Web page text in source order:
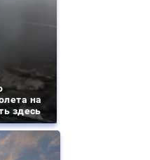
на
здесь